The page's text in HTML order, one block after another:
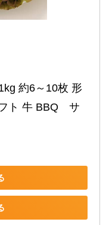
約6～10枚 形
ト 牛 BBQ　サ